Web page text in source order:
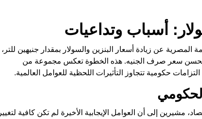
أسباب وتداعيات
عن زيادة أسعار البنزين والسولار بمقدار جنيهين للتر،
وتحسن سعر صرف الجنيه. هذه الخطوة تعكس مجموعة من
التزامات حكومية تتجاوز التأثيرات اللحظية للعوامل العالمية.
مشيرين إلى أن العوامل الإيجابية الأخيرة لم تكن كافية لتغيير